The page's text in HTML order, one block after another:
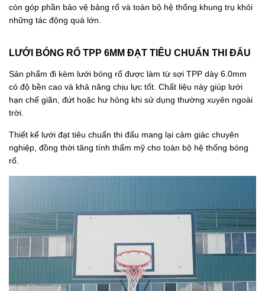
còn góp phần bảo vệ bảng rổ và toàn bộ hệ thống khung trụ khỏi
những tác động quá lớn.
LƯỚI BÓNG RỔ TPP 6MM ĐẠT TIÊU CHUẨN THI ĐẤU
Sản phẩm đi kèm lưới bóng rổ được làm từ sợi TPP dày 6.0mm
có độ bền cao và khả năng chịu lực tốt. Chất liệu này giúp lưới
hạn chế giãn, đứt hoặc hư hỏng khi sử dụng thường xuyên ngoài
trời.
Thiết kế lưới đạt tiêu chuẩn thi đấu mang lại cảm giác chuyên
nghiệp, đồng thời tăng tính thẩm mỹ cho toàn bộ hệ thống bóng
rổ.